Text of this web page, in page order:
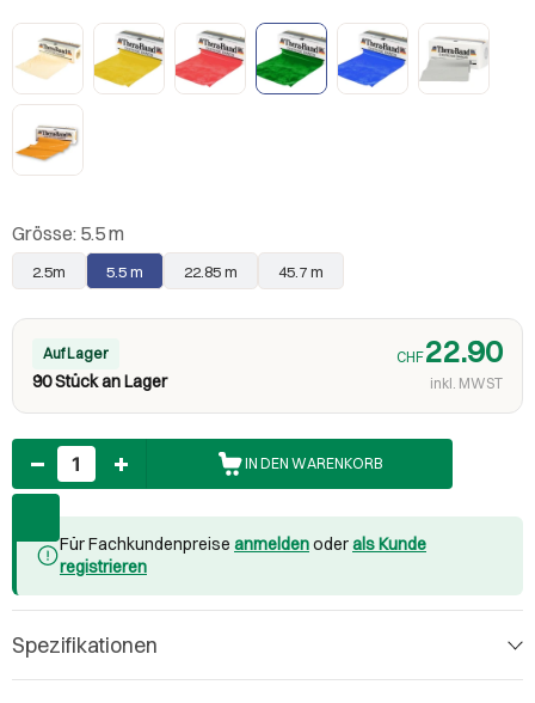
Grösse: 5.5 m
2.5m 5.5 m 22.85 m 45.7 m
Auf Lager
90 Stück an Lager
CHF22.90
inkl. MWST
Anzahl
IN DEN WARENKORB
Für Fachkundenpreise anmeldenoderals Kunde
registrieren
Spezifikationen